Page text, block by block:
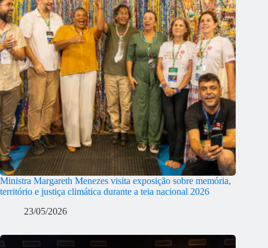
Ministra Margareth Menezes visita exposição sobre memória,
território e justiça climática durante a teia nacional 2026
23/05/2026